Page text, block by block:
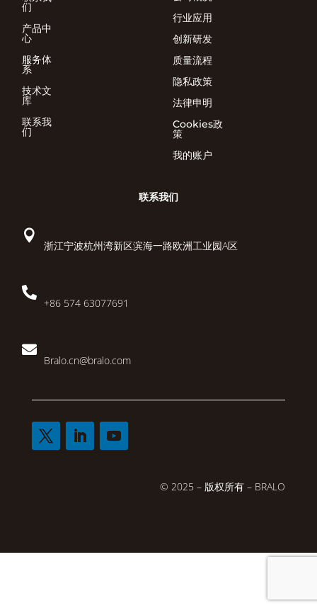
们
产品中
心
服务体
系
技术文
库
联系我
们
行业应用
创新研发
质量流程
隐私政策
法律申明
Cookies政
策
我的账户
联系我们

浙江宁波杭州湾新区滨海一路欧洲工业园A区

+86 574 63077691

Bralo.cn@bralo.com
© 2025 – 版权所有 – BRALO